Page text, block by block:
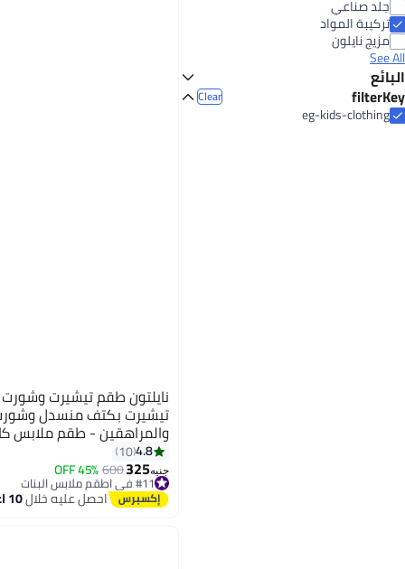
جلد صناعي
تركيبة المواد
مزيج نايلون
See All
البائع
Defacto Egypt for trade
فاشون انترناشونال جروب
شركة أديداس للسلع الرياضية المحدودة
filterKey
Clear
eg-kids-clothing
3
نايلتون طقم تيشيرت
تيشيرت بكتف منسدل
والمراهقين - طقم ملابس
4.8
10
جنيه325
600
45% OFF #11 في اطقم ملابس البنات
توصيل مجاني
#11 في اطقم ملابس البنات احصل عليه خلال10 اغسطس